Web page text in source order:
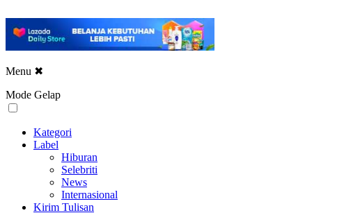
Menu ✖
Mode Gelap
Kategori
Label
Hiburan
Selebriti
News
Internasional
Kirim Tulisan